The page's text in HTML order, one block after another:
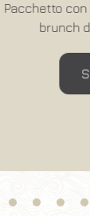
del 31
1° gennaio